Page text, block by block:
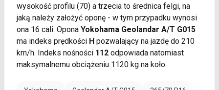
wysokość profilu (70) a trzecia to średnica felgi, na
jaką należy założyć oponę - w tym przypadku wynosi
ona 16 cali. Opona Yokohama Geolandar A/T G015
ma indeks prędkości Hpozwalający na jazdę do 210
km/h. Indeks nośności 112odpowiada natomiast
maksymalnemu obciążeniu 1120 kg na koło.